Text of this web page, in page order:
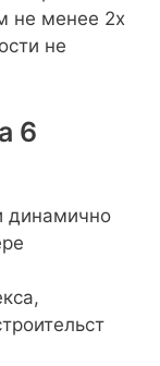
не менее 2х
не
6
динамично